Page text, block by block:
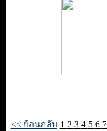
<< ย้อนกลับ 1 2 3 4 5 6 7